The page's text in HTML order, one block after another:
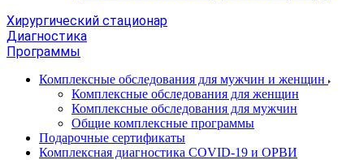
Хирургический стационар
Диагностика
Программы
Комплексные обследования для мужчин и женщин
Комплексные обследования для женщин
Комплексные обследования для мужчин
Общие комплексные программы
Подарочные сертификаты
Комплексная диагностика COVID-19 и ОРВИ